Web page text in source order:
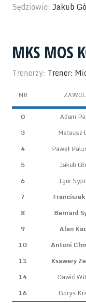
Sędziowie: Jakub
MKS MOS
Trenerzy: Trener:
NR
0 Adam
3
Mateusz
4
Paweł
5
Jakub
6
Igor
7
8
Bernard
9
Alan
10
Antoni
11
Ksawery
14
Dawid
16
Borys